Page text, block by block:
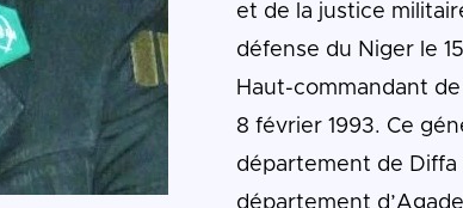
et de la justice
défense du Niger le
Haut-commandant
8 février 1993. Ce
département de Diffa
département